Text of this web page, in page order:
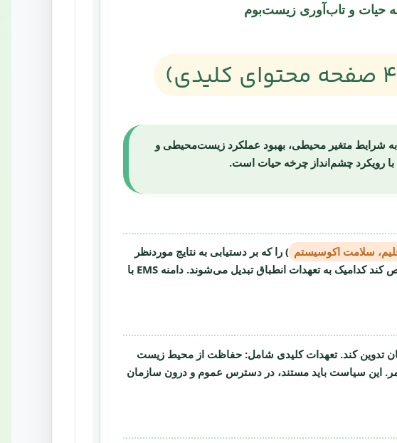
شرایط متغیر محیطی، بهبود عملکرد زیست‌محیطی و
رویکرد چشم‌انداز چرخه حیات است.
سلامت اکوسیستم ) را که بر دستیابی به نتایج موردنظر
تعهدات انطباقتبدیل می‌شوند. دامنه EMS
با
حفاظت از محیط زیست
. این سیاست باید مستند، در دسترس عموم و درون سازمان